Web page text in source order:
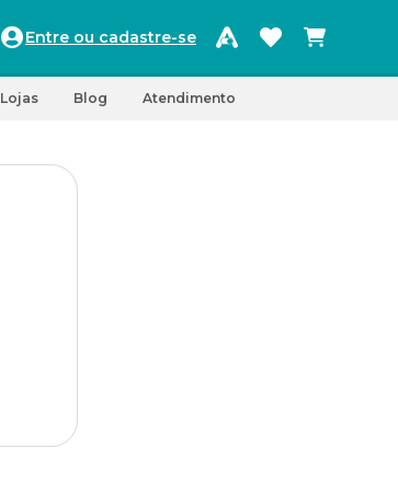
Entre ou cadastre-se
Lojas Blog Atendimento